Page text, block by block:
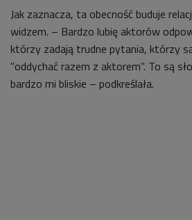
Jak zaznacza, ta obecność buduje
widzem. – Bardzo lubię aktorów
którzy zadają trudne pytania, którzy
"oddychać razem z aktorem". To są
bardzo mi bliskie – podkreślała.